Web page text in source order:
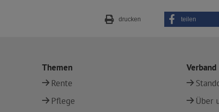
drucken teilen
Themen
Rente
Pflege
Verband
Über